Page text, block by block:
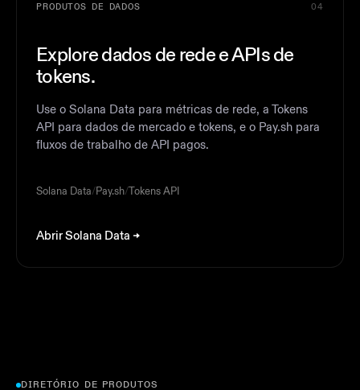
PRODUTOS DE DADOS 04
Explore dados de rede e APIs de
tokens.
Use o Solana Data para métricas de rede, a Tokens
API para dados de mercado e tokens, e o Pay.sh para
fluxos de trabalho de API pagos.
Solana Data/Pay.sh/Tokens API
Abrir Solana Data
DIRETÓRIO DE PRODUTOS